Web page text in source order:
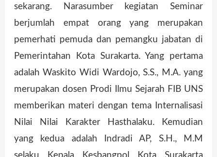
sekarang. Narasumber kegiatan Seminar
berjumlah empat orang yang merupakan
pemerhati pemuda dan pemangku jabatan di
Pemerintahan Kota Surakarta. Yang pertama
adalah Waskito Widi Wardojo, S.S., M.A. yang
merupakan dosen Prodi Ilmu Sejarah FIB UNS
memberikan materi dengan tema Internalisasi
Nilai Nilai Karakter Hasthalaku. Kemudian
yang kedua adalah Indradi AP, S.H., M.M